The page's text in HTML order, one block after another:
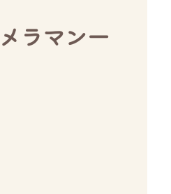
ラマン一